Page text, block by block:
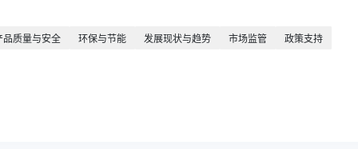
品质量与安全 环保与节能 发展现状与趋势 市场监管 政策支持